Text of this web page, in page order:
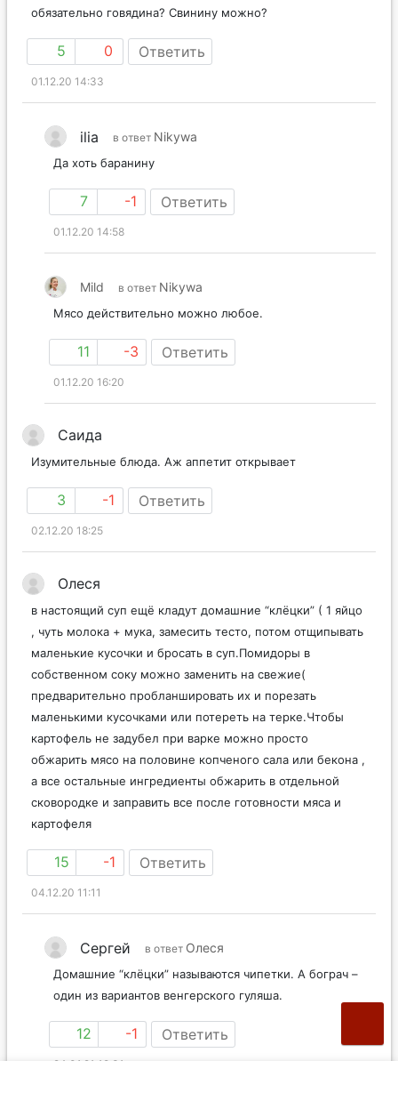
обязательно говядина? Свинину можно?
5 0 Ответить
01.12.20 14:33
ilia в ответ Nikywa
Да хоть баранину
7 -1 Ответить
01.12.20 14:58
Mild в ответ Nikywa
Мясо действительно можно любое.
11 -3 Ответить
01.12.20 16:20
Саида
Изумительные блюда. Аж аппетит открывает
3 -1 Ответить
02.12.20 18:25
Олеся
в настоящий суп ещё кладут домашние “клёцки” ( 1 яйцо
, чуть молока + мука, замесить тесто, потом отщипывать
маленькие кусочки и бросать в суп.Помидоры в
собственном соку можно заменить на свежие(
предварительно пробланшировать их и порезать
маленькими кусочками или потереть на терке.Чтобы
картофель не задубел при варке можно просто
обжарить мясо на половине копченого сала или бекона ,
а все остальные ингредиенты обжарить в отдельной
сковородке и заправить все после готовности мяса и
картофеля
15 -1 Ответить
04.12.20 11:11
Сергей в ответ Олеся
Домашние “клёцки” называются чипетки. А бограч –
один из вариантов венгерского гуляша.
12 -1 Ответить
24.01.21 18:31